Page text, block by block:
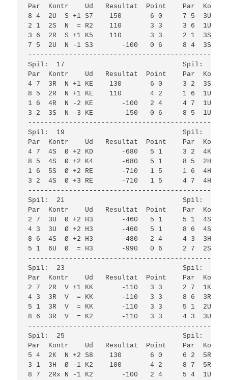
Par  Kontr    Ud   Resultat  Point    Par
8 4  2U  S +1 S7    150       6 0     7 5  3U
2 1  2S  N  = R2    110       3 3     3 6  1U
3 6  2R  S +1 K5    110       3 3     2 1  3S
7 5  2U  N -1 S3       -100   0 6     8 4  3S  V
Spil:  17
Par  Kontr    Ud   Resultat  Point    Par
4 7  3R  N +1 KE    130       6 0     3 2  3S
8 5  2R  N +1 KE    110       4 2     1 6  1U
1 6  4R  N -2 KE       -100   2 4     4 7  1U
3 2  3S  N -3 KE       -150   0 6     8 5  1U
Spil:  19
Par  Kontr    Ud   Resultat  Point    Par
4 7  4S  Ø +2 KD       -680   5 1     3 2  4K
8 5  4S  Ø +2 K4       -680   5 1     8 5  2H
1 6  5S  Ø +2 RE       -710   1 5     1 6  4H
3 2  4S  Ø +3 RE       -710   1 5     4 7  4H
Spil:  21
Par  Kontr    Ud   Resultat  Point    Par
2 7  3U  Ø +2 H3       -460   5 1     5 1  4S
4 3  3U  Ø +2 H3       -460   5 1     8 6  4S
8 6  4S  Ø +2 H3       -480   2 4     4 3  3H
5 1  6U  Ø  = H3       -990   0 6     2 7  2S  Ø
Spil:  23
Par  Kontr    Ud   Resultat  Point    Par
2 7  2R  V +1 KK       -110   3 3     2 7  1K
4 3  3R  V  = KK       -110   3 3     8 6  3R  V
5 1  3R  V  = KK       -110   3 3     5 1  2U  V
8 6  3R  V  = K2       -110   3 3     4 3  3U  Ø
Spil:  25
Par  Kontr    Ud   Resultat  Point    Par
5 4  2K  N +2 S8    130       6 0     6 2  5R
3 1  3H  Ø -1 K2    100       4 2     8 7  5R
8 7  2Rx N -1 K2       -100   2 4     5 4  1U  S